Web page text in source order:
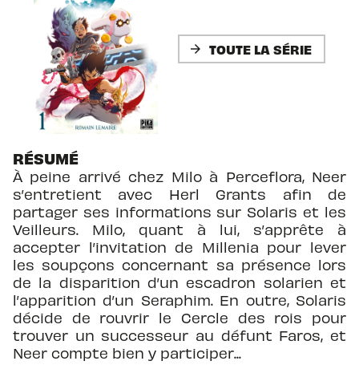
arrow_forward TOUTE LA SÉRIE
RÉSUMÉ
À peine arrivé chez Milo à Perceflora, Neer
s’entretient avec Herl Grants afin de
partager ses informations sur Solaris et les
Veilleurs. Milo, quant à lui, s’apprête à
accepter l’invitation de Millenia pour lever
les soupçons concernant sa présence lors
de la disparition d’un escadron solarien et
l’apparition d’un Seraphim. En outre, Solaris
décide de rouvrir le Cercle des rois pour
trouver un successeur au défunt Faros, et
Neer compte bien y participer...